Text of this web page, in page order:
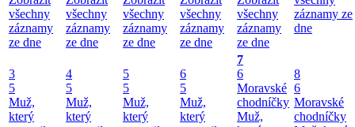
všechny
záznamy
ze dne
všechny
záznamy
ze dne
všechny
záznamy
ze dne
všechny
záznamy
ze dne
všechny
záznamy
ze dne
záznamy ze
dne
3
5
Muž,
který
4
5
Muž,
který
5
5
Muž,
který
6
5
Muž,
který
7
6
Moravské
chodníčky
Muž,
8
6
Moravské
chodníčky